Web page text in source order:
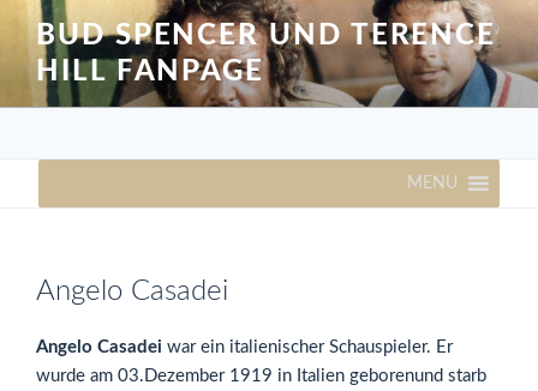
Inhalt
springen
BUD SPENCER UND TERENCE
HILL FANPAGE
MENU
Angelo Casadei
Angelo Casadei war ein italienischer Schauspieler. Er
wurde am 03.Dezember 1919 in Italien geborenund starb